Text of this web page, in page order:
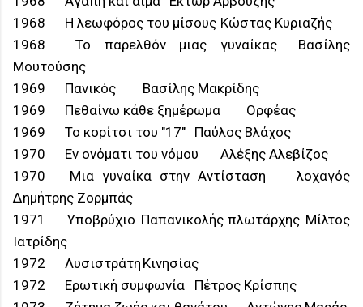
1968
Η λεωφόρος του μίσους Κώστας Κυριαζής
1968
Το παρελθόν μιας γυναίκας
Βασίλης
Μουτούσης
1969
Πανικός
Βασίλης Μακρίδης
1969
Πεθαίνω κάθε ξημέρωμα
Ορφέας
1969
Το κορίτσι του "17" Παύλος Βλάχος
1970
Εν ονόματι του νόμου
Αλέξης Αλεβίζος
1970
Μια γυναίκα στην Αντίσταση
λοχαγός
Δημήτρης Ζορμπάς
1971
Υποβρύχιο Παπανικολής πλωτάρχης Μίλτος
Ιατρίδης
1972
Λυσιστράτη Κινησίας
1972
Ερωτική συμφωνία
Πέτρος Κρίσπης